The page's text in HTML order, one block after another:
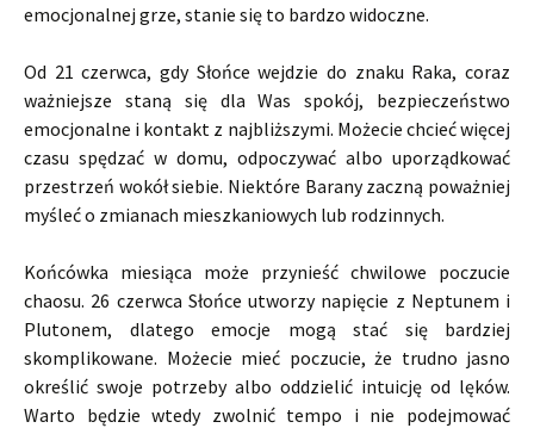
emocjonalnej grze, stanie się to bardzo widoczne.
Od 21 czerwca, gdy Słońce wejdzie do znaku Raka, coraz
ważniejsze staną się dla Was spokój, bezpieczeństwo
emocjonalne i kontakt z najbliższymi. Możecie chcieć więcej
czasu spędzać w domu, odpoczywać albo uporządkować
przestrzeń wokół siebie. Niektóre Barany zaczną poważniej
myśleć o zmianach mieszkaniowych lub rodzinnych.
Końcówka miesiąca może przynieść chwilowe poczucie
chaosu. 26 czerwca Słońce utworzy napięcie z Neptunem i
Plutonem, dlatego emocje mogą stać się bardziej
skomplikowane. Możecie mieć poczucie, że trudno jasno
określić swoje potrzeby albo oddzielić intuicję od lęków.
Warto będzie wtedy zwolnić tempo i nie podejmować